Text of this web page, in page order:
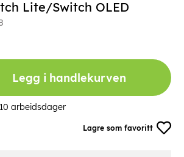
Lagre som favoritt
Lite/Switch OLED
Legg i handlekurven
arbeidsdager